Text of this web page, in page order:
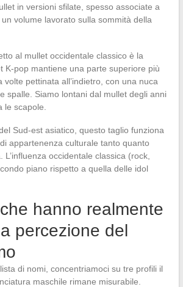
in versioni sfilate, spesso associate a
volume lavorato sulla sommità della
al mullet occidentale classico è la
K-pop mantiene una parte superiore più
volte pettinata all’indietro, con una nuca
spalle. Siamo lontani dal mullet degli anni
le scapole.
Sud-est asiatico, questo taglio funziona
appartenenza culturale tanto quanto
occidentale classica (rock,
piano rispetto a quella delle idol
hanno realmente
percezione del
di nomi, concentriamoci su tre profili il
maschile rimane misurabile.